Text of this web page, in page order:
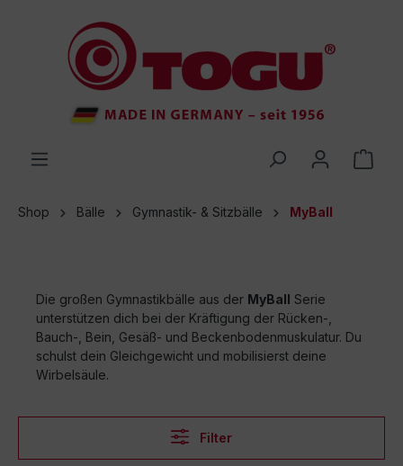
springen
Shop Bälle Gymnastik- & Sitzbälle MyBall
Die großen Gymnastikbälle aus der MyBall Serie
unterstützen dich bei der Kräftigung der Rücken-,
Bauch-, Bein, Gesäß- und Beckenbodenmuskulatur. Du
schulst dein Gleichgewicht und mobilisierst deine
Wirbelsäule.
Filter